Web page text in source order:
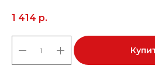
1 414 р.